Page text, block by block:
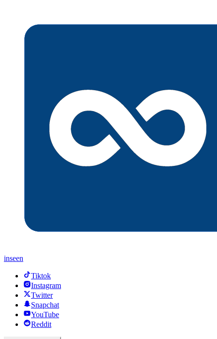
inseen
Tiktok
Instagram
Twitter
Snapchat
YouTube
Reddit